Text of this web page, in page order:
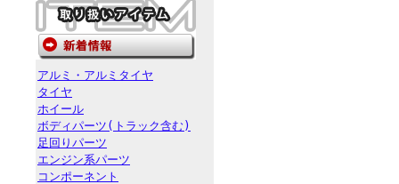
アルミ・アルミタイヤ
タイヤ
ホイール
ボディパーツ(トラック含む)
足回りパーツ
エンジン系パーツ
コンポーネント